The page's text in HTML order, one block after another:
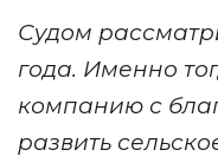
Судом
года. Именно
компанию с
развить